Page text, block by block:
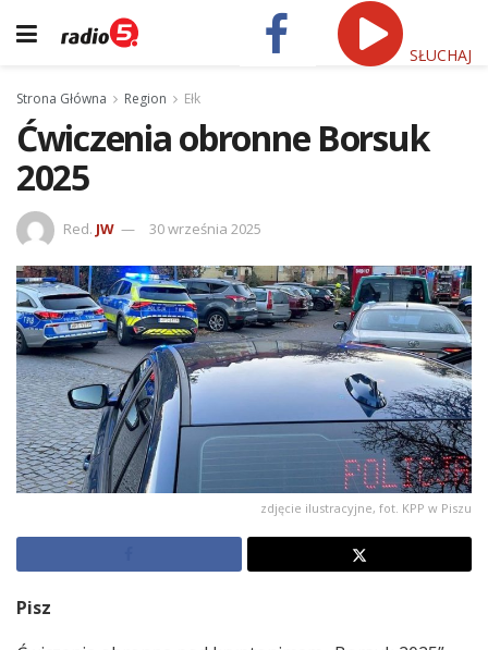
SŁUCHAJ
Strona Główna Region Ełk
Ćwiczenia obronne Borsuk
2025
Red. JW 30 września 2025
zdjęcie ilustracyjne, fot. KPP w Piszu
Pisz